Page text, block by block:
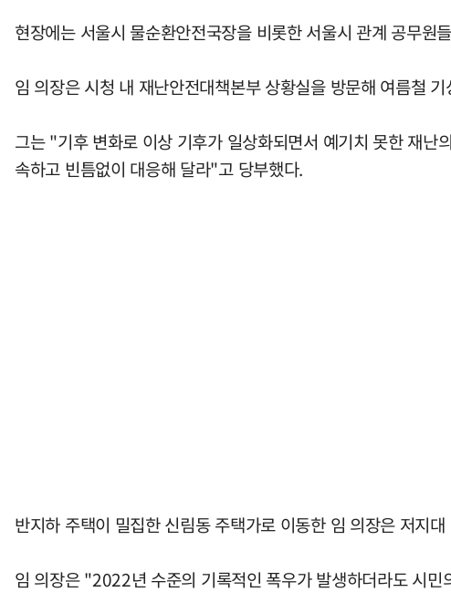
현장에는 서울시 물순환안전국장을 비롯한 서울시 관계 공무원
임 의장은 시청 내 재난안전대책본부 상황실을 방문해 여름철
그는 "기후 변화로 이상 기후가 일상화되면서 예기치 못한 재
속하고 빈틈없이 대응해 달라"고 당부했다.
반지하 주택이 밀집한 신림동 주택가로 이동한 임 의장은 저지
임 의장은 "2022년 수준의 기록적인 폭우가 발생하더라도 시